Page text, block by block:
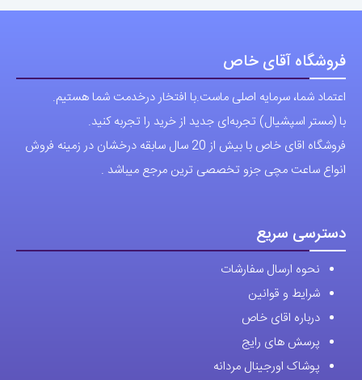
فروشگاه آقای خاص
اعتماد شما، سرمایه اصلی ماست.با افتخار درخدمت شما هستیم.
با (مستر اسپشیال) تجربه‌ای جدید از خرید را تجربه کنید.
فروشگاه اقای خاص با بیش از 20 سال سابقه درخشان در زمینه فروش
انواع ساعت مچی جزو تخصصی ترین مرجع میباشد .
دسترسی سریع
نحوه ارسال سفارشات
شرایط و قوانین
درباره اقای خاص
پرسش های رایج
پوشاک اورجینال مردانه